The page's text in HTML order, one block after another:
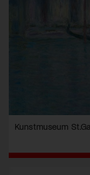
Kunstmuseum